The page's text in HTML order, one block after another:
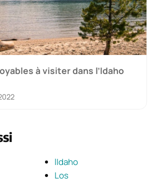
à visiter dans l’Idaho
lIdaho
Los